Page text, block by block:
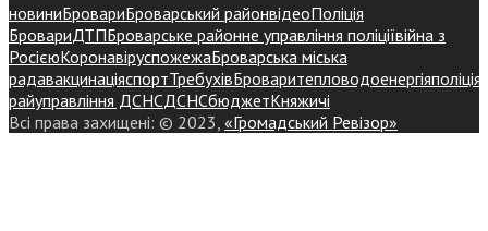
новиниБровариБроварський районвідеоПоліція
БровариДТПБроварське районне управління поліціївійна з
РосієюКоронавіруспожежаБроварська міська
радавакцинаціяспортТребухівБроваритепловодоенергіяполіція
райуправління ДСНСДСНСбюджетКняжичі
Всі права захищені: © 2023, «Громадський Ревізор»